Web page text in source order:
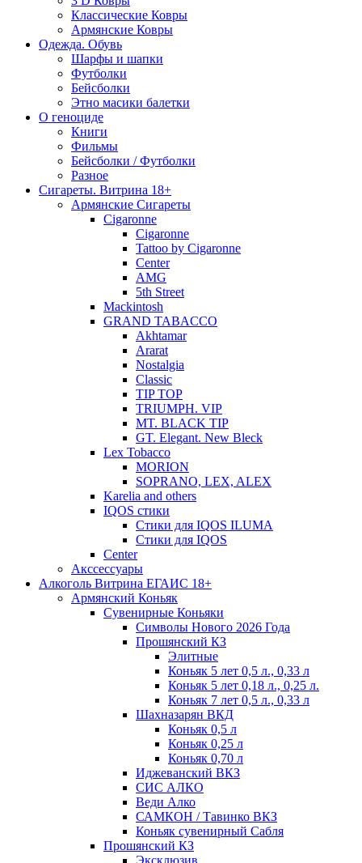
Классические Ковры
Армянские Ковры
Одежда. Обувь
Шарфы и шапки
Футболки
Бейсболки
Этно масики балетки
О геноциде
Книги
Фильмы
Бейсболки / Футболки
Разное
Сигареты. Витрина 18+
Армянские Сигареты
Cigaronne
Cigaronne
Tattoo by Cigaronne
Center
AMG
5th Street
Mackintosh
GRAND TABACCO
Akhtamar
Ararat
Nostalgia
Classic
TIP TOP
TRIUMPH. VIP
MT. BLACK TIP
GT. Elegant. New Bleck
Lex Tobacco
MORION
SOPRANO, LEX, ALEX
Karelia and others
IQOS стики
Стики для IQOS ILUMA
Стики для IQOS
Сenter
Акссессуары
Алкоголь Витрина ЕГАИС 18+
Армянский Коньяк
Сувенирные Коньяки
Символы Нового 2026 Года
Прошянский КЗ
Элитные
Коньяк 5 лет 0,5 л., 0,33 л
Коньяк 5 лет 0,18 л., 0,25 л.
Коньяк 7 лет 0,5 л., 0,33 л
Шахназарян ВКД
Коньяк 0,5 л
Коньяк 0,25 л
Коньяк 0,70 л
Иджеванский ВКЗ
СИС АЛКО
Веди Алко
САМКОН / Тавинко ВКЗ
Коньяк сувенирный Сабля
Прошянский КЗ
Эксклюзив